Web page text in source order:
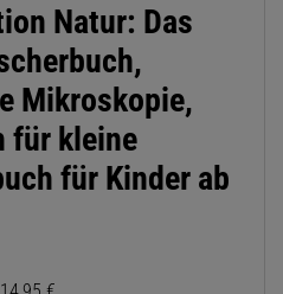
Natur: Das
Mikroskopie,
für kleine
für Kinder ab